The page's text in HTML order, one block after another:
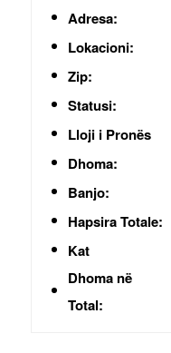
Adresa:
Lokacioni:
Zip:
Statusi:
Lloji i Pronës
Dhoma:
Banjo:
Hapsira Totale:
Kat
Dhoma në
Total: